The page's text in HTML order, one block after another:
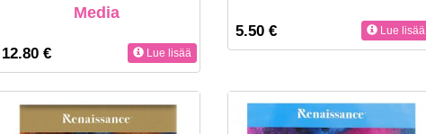
Media
12.80 € Lue lisää
5.50 € Lue lisää